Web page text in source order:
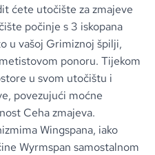
ćete utočište za zmajeve
počinje s 3 iskopana
u vašoj Grimiznoj špilji,
ponoru. Tijekom
u svom utočištu i
povezujući moćne
Ceha zmajeva.
Wingspana, iako
Wyrmspan samostalnom